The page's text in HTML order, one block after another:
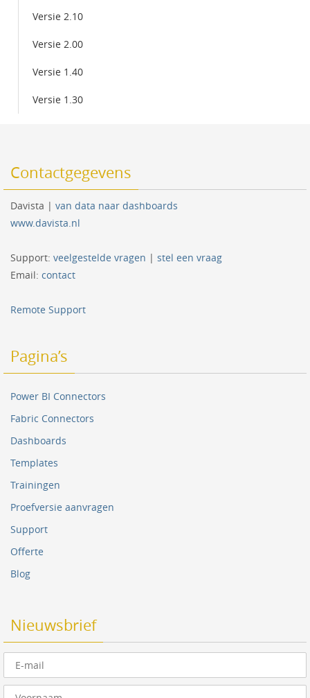
Versie 2.10
Versie 2.00
Versie 1.40
Versie 1.30
Contactgegevens
Davista | van data naar dashboards
www.davista.nl
Support: veelgestelde vragen | stel een vraag
Email: contact
Remote Support
Pagina’s
Power BI Connectors
Fabric Connectors
Dashboards
Templates
Trainingen
Proefversie aanvragen
Support
Offerte
Blog
Nieuwsbrief